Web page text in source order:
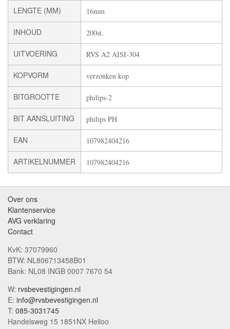
LENGTE (MM) 16mm
INHOUD 200st.
UITVOERING RVS A2 AISI-304
KOPVORM verzonken kop
BITGROOTTE philips-2
BIT AANSLUITING philips PH
EAN 107982404216
ARTIKELNUMMER 107982404216
Over ons
Klantenservice
AVG verklaring
Contact
KvK: 37079960
BTW: NL806713458B01
Bank: NL08 INGB 0007 7670 54
W: rvsbevestigingen.nl
E: info@rvsbevestigingen.nl
T: 085-3031745
Handelsweg 15 1851NX Heiloo